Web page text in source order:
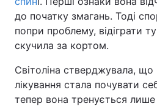
до початку змагань. Тоді
попри проблему, відіграти
скучила за кортом.
Світоліна стверджувала, що
лікування стала почувати
тепер вона тренується